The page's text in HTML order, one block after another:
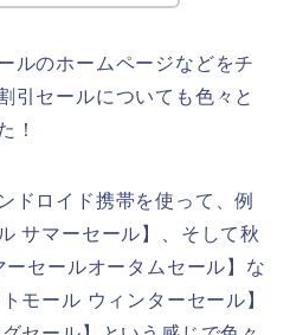
ルのホームページなどをチ
引セールについても色々と
！
ドロイド携帯を使って、例
サマーセール】、そして秋
セールオータムセール】な
モール ウィンターセール】